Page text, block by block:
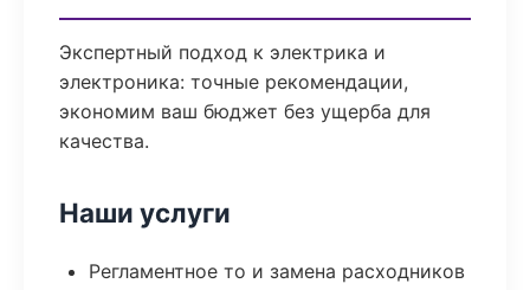
Экспертный подход к электрика и
электроника: точные рекомендации,
экономим ваш бюджет без ущерба для
качества.
Наши услуги
Регламентное то и замена расходников